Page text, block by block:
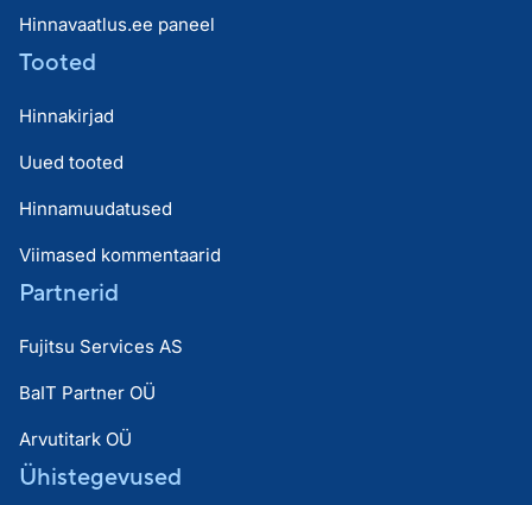
Hinnavaatlus.ee paneel
Tooted
Hinnakirjad
Uued tooted
Hinnamuudatused
Viimased kommentaarid
Partnerid
Fujitsu Services AS
BaIT Partner OÜ
Arvutitark OÜ
Ühistegevused